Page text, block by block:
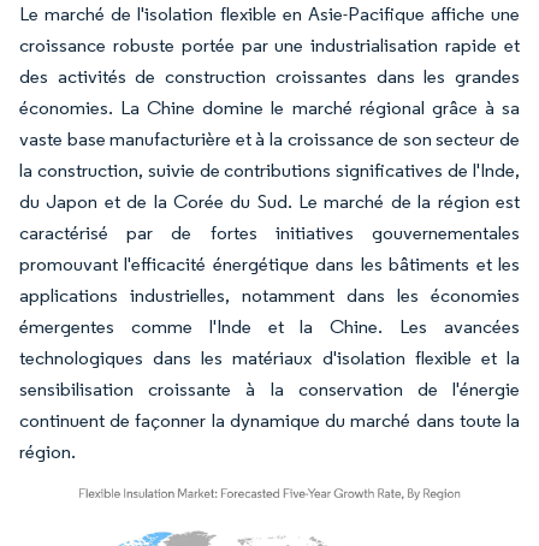
Le marché de l'isolation flexible en Asie-Pacifique affiche une
croissance robuste portée par une industrialisation rapide et
des activités de construction croissantes dans les grandes
économies. La Chine domine le marché régional grâce à sa
vaste base manufacturière et à la croissance de son secteur de
la construction, suivie de contributions significatives de l'Inde,
du Japon et de la Corée du Sud. Le marché de la région est
caractérisé par de fortes initiatives gouvernementales
promouvant l'efficacité énergétique dans les bâtiments et les
applications industrielles, notamment dans les économies
émergentes comme l'Inde et la Chine. Les avancées
technologiques dans les matériaux d'isolation flexible et la
sensibilisation croissante à la conservation de l'énergie
continuent de façonner la dynamique du marché dans toute la
région.